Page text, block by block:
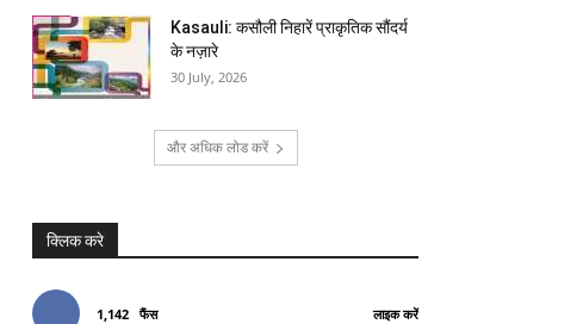
Kasauli: कसौली निहारें प्राकृतिक सौंदर्य
के नज़ारे
30 July, 2026
और अधिक लोड करें
क्लिक करे
1,142 फैंस लाइक करें